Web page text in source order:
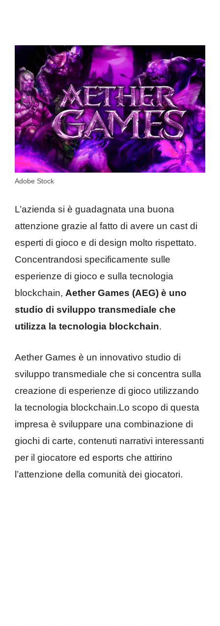
Adobe Stock
L’azienda si è guadagnata una buona
attenzione grazie al fatto di avere un cast di
esperti di gioco e di design molto rispettato.
Concentrandosi specificamente sulle
esperienze di gioco e sulla tecnologia
blockchain, Aether Games (AEG) è uno
studio di sviluppo transmediale che
utilizza la tecnologia blockchain.
Aether Games è un innovativo studio di
sviluppo transmediale che si concentra sulla
creazione di esperienze di gioco utilizzando
la tecnologia blockchain.Lo scopo di questa
impresa è sviluppare una combinazione di
giochi di carte, contenuti narrativi interessanti
per il giocatore ed esports che attirino
l’attenzione della comunità dei giocatori.